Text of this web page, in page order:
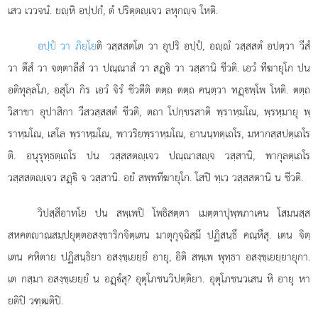
เสว เววจนํ. ยฺหิ อปฺปกํ, ตํ ปริตฺตฺเจว ลหุกฺจ โหติ.
อปฺปํ วา ภิยฺโยติ วสฺสสตโต วา อุปริ อปฺปํ, อฺํ วสฺสสตํ อปตฺวา วีสํ
วา ตึสํ วา จตฺตาลีสํ วา ปณฺณาสํ วา สฏฺิ วา วสฺสานิ ชีวติ. เอวํ ทีฆายุโก ปน
อติทุลฺลโภ, อสุโก กิร เอวํ จิรํ ชีวตีติ ตตฺถ ตตฺถ คนฺตฺวา ทฏฺพฺโพ โหติ. ตตฺถ
วิสาขา อุปาสิกา วีสวสฺสสตํ ชีวติ, ตถา โปกฺขรสาติ พฺราหฺมโณ, พฺรหฺมายุ พฺ
ราหฺมโณ, เสโล พฺราหฺมโณ, พาวริยพฺราหฺมโณ, อานนฺทตฺเถโร, มหากสฺสปตฺเถโร
ติ. อนุรุทฺธตฺเถโร ปน วสฺสสตฺเจว ปณฺณาสฺจ วสฺสานิ, พากุลตฺเถโร
วสฺสสตฺเจว สฏฺิ จ วสฺสานิ. อยํ สพฺพทีฆายุโก. โสปิ ทฺเว วสฺสสตานิ น ชีวติ.
วิปสฺสีอาทโยปน สพฺเพปิ โพธิสตฺตา เมตฺตาปุพฺพภาเคน โสมนสฺส
สหคตาณสมฺปยุตฺตอสงฺขาริกจิตฺเตน มาตุกุจฺฉิสฺมึ ปฏิสนฺธึ คณฺหึสุ. เตน จิตฺ
เตน คหิตาย ปฏิสนฺธิยา อสงฺขฺเยยฺยํ อายุ, อิติ สพฺเพ พุทฺธา อสงฺขฺเยยฺยายุกา.
เต กสฺมา อสงฺขฺเยยฺยํ น อฏฺํสุ? อุตุโภชนวิปตฺติยา. อุตุโภชนวเสน หิ อายุ หา
ยติปิ วฑฺฒติปิ.